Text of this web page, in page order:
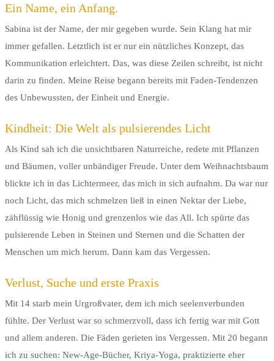
Ein Name, ein Anfang.
Sabina ist der Name, der mir gegeben wurde. Sein Klang hat mir
immer gefallen. Letztlich ist er nur ein nützliches Konzept, das
Kommunikation erleichtert. Das, was diese Zeilen schreibt, ist nicht
darin zu finden. Meine Reise begann bereits mit Faden-Tendenzen
des Unbewussten, der Einheit und Energie.
Kindheit: Die Welt als pulsierendes Licht
Als Kind sah ich die unsichtbaren Naturreiche, redete mit Pflanzen
und Bäumen, voller unbändiger Freude. Unter dem Weihnachtsbaum
blickte ich in das Lichtermeer, das mich in sich aufnahm. Da war nur
noch Licht, das mich schmelzen ließ in einen Nektar der Liebe,
zähflüssig wie Honig und grenzenlos wie das All. Ich spürte das
pulsierende Leben in Steinen und Sternen und die Schatten der
Menschen um mich herum. Dann kam das Vergessen.
Verlust, Suche und erste Praxis
Mit 14 starb mein Urgroßvater, dem ich mich seelenverbunden
fühlte. Der Verlust war so schmerzvoll, dass ich fertig war mit Gott
und allem anderen. Die Fäden gerieten ins Vergessen. Mit 20 begann
ich zu suchen: New-Age-Bücher, Kriya-Yoga, praktizierte eher